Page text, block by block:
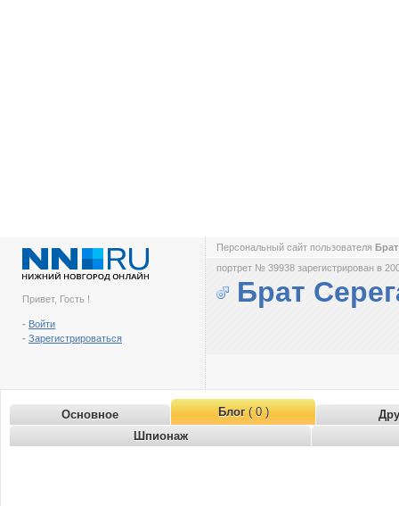
Привет, Гость !
- Войти
- Зарегистрироваться
Персональный сайт пользователя
портрет № 39938 зарегистрирован в
Брат
Основное Блог( 0 )
Шпионаж